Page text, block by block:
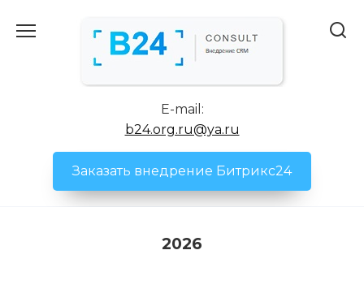
E-mail:
b24.org.ru@ya.ru
Заказать внедрение Битрикс24
2026